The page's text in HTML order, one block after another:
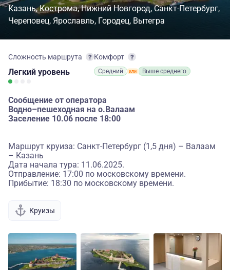
Казань Кострома Нижний Новгород Санкт-Петербург
Череповец Ярославль Городец Вытегра
Сложность маршрута
Легкий уровень
Комфорт
Средний Выше среднего
Сообщение от оператора
Водно–пешеходная на о.Валаам
Заселение 10.06 после 18:00
Маршрут круиза: Санкт-Петербург (1,5 дня) – Валаам
– Казань
Дата начала тура: 11.06.2025.
Отправление: 17:00 по московскому времени.
Прибытие: 18:30 по московскому времени.
Круизы